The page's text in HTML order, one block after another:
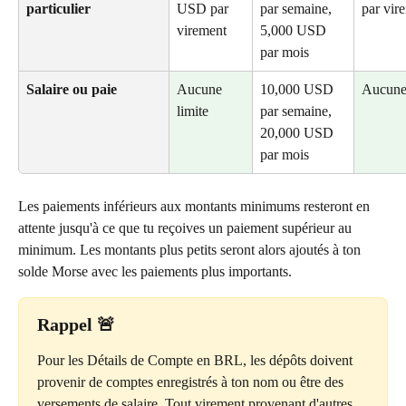
particulier
USD par
virement
par semaine,
5,000 USD
par mois
par
Salaire ou paie
Aucune
limite
10,000 USD
par semaine,
20,000 USD
par mois
Les paiements inférieurs aux montants minimums resteront en
attente jusqu'à ce que tu reçoives un paiement supérieur au
minimum. Les montants plus petits seront alors ajoutés à ton
solde Morse avec les paiements plus importants.
Rappel 🚨
Pour les Détails de Compte en BRL, les dépôts doivent
provenir de comptes enregistrés à ton nom ou être des